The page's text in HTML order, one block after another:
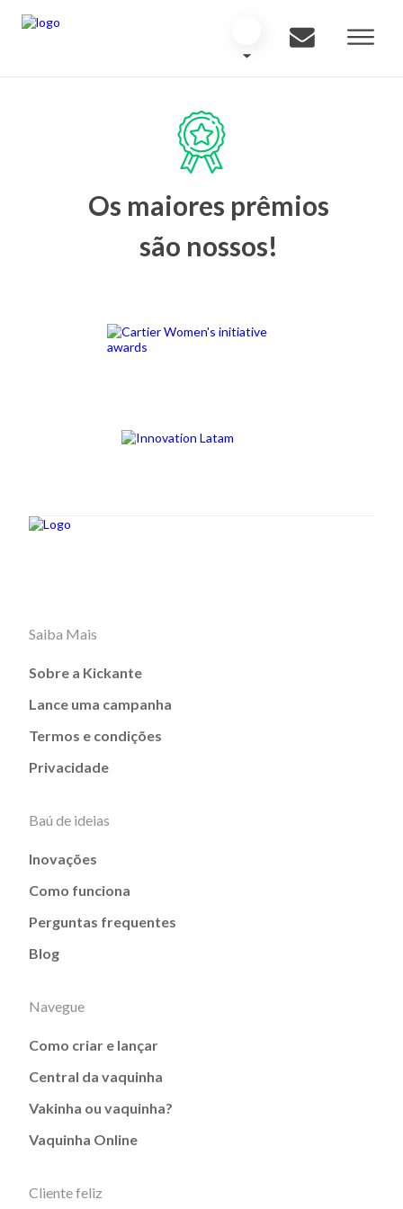
Os maiores prêmios
são nossos!
Saiba Mais
Sobre a Kickante
Lance uma campanha
Termos e condições
Privacidade
Baú de ideias
Inovações
Como funciona
Perguntas frequentes
Blog
Navegue
Como criar e lançar
Central da vaquinha
Vakinha ou vaquinha?
Vaquinha Online
Cliente feliz